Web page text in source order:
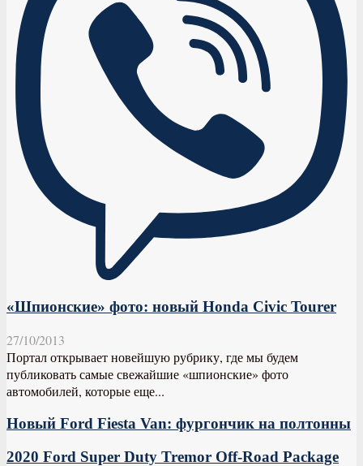
«Шпионские» фото: новый Honda Civic Tourer
27/10/2013
Портал открывает новейшую рубрику, где мы будем
публиковать самые свежайшие «шпионские» фото
автомобилей, которые еще...
Новый Ford Fiesta Van: фургончик на полтонны
2020 Ford Super Duty Tremor Off-Road Package